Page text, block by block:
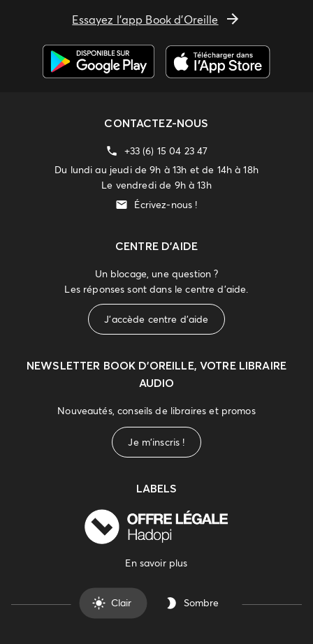
Essayez l'app Book d'Oreille
CONTACTEZ-NOUS
+33 (6) 15 04 23 47
Du lundi au jeudi de 9h à 13h et de 14h à 18h
Le vendredi de 9h à 13h
Écrivez-nous !
CENTRE D'AIDE
Un blocage, une question ?
Les réponses sont dans le centre d'aide.
J'accède centre d'aide
NEWSLETTER BOOK D’OREILLE, VOTRE LIBRAIRE
AUDIO
Nouveautés, conseils de libraires et promos
Je m'inscris !
LABELS
En savoir plus
Clair Sombre